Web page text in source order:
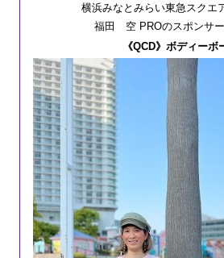
横浜みなとみらい東急スクエ
福田 空 PROのスポンサ
《QCD》ボディーボ